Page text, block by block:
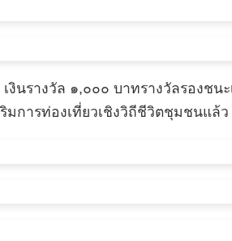
เงินรางวัล ๑,๐๐๐ บาท ​รางวัลรองช
ริมการท่องเที่ยวเชิงวิถีชีวิตชุมชนแ